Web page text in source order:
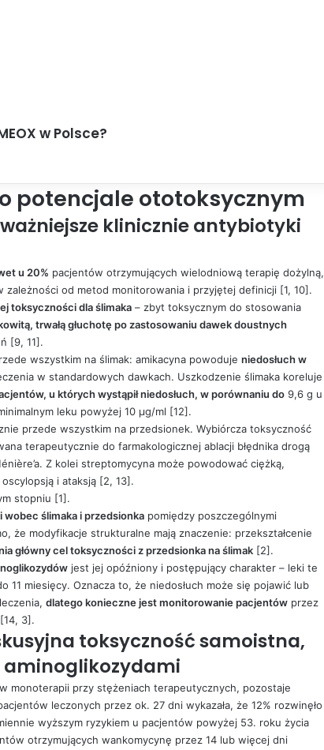
w Polsce?
potencjale ototoksycznym
klinicznie antybiotyki
u 20% pacjentów otrzymujących wielodniową terapię dożylną,
zależności od metod monitorowania i przyjętej definicji [1, 10].
toksyczności dla ślimaka – zbyt toksycznym do stosowania
trwałą głuchotę po zastosowaniu dawek doustnych
[9, 11].
wszystkim na ślimak: amikacyna powoduje niedosłuch w
w standardowych dawkach. Uszkodzenie ślimaka koreluje
u których wystąpił niedosłuch, w porównaniu do 9,6 g u
leku powyżej 10 µg/ml [12].
przede wszystkim na przedsionek. Wybiórcza toksyczność
terapeutycznie do farmakologicznej ablacji błędnika drogą
Z kolei streptomycyna może powodować ciężką,
i ataksją [2, 13].
stopniu [1].
ślimaka i przedsionka pomiędzy poszczególnymi
że modyfikacje strukturalne mają znaczenie: przekształcenie
główny cel toksyczności z przedsionka na ślimak [2].
jest jej opóźniony i postępujący charakter – leki te
11 miesięcy. Oznacza to, że niedosłuch może się pojawić lub
dlatego konieczne jest monitorowanie pacjentów przez
3].
toksyczność samoistna,
aminoglikozydami
monoterapii przy stężeniach terapeutycznych, pozostaje
leczonych przez ok. 27 dni wykazała, że 12% rozwinęło
wyższym ryzykiem u pacjentów powyżej 53. roku życia
otrzymujących wankomycynę przez 14 lub więcej dni